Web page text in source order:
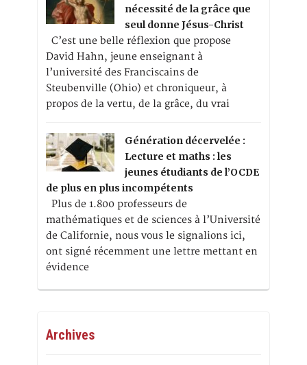
nécessité de la grâce que
seul donne Jésus-Christ
C’est une belle réflexion que propose
David Hahn, jeune enseignant à
l’université des Franciscains de
Steubenville (Ohio) et chroniqueur, à
propos de la vertu, de la grâce, du vrai
Génération décervelée :
Lecture et maths : les
jeunes étudiants de l’OCDE
de plus en plus incompétents
Plus de 1.800 professeurs de
mathématiques et de sciences à l’Université
de Californie, nous vous le signalions ici,
ont signé récemment une lettre mettant en
évidence
Archives